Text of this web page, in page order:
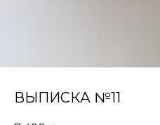
ВЫПИСКА №11